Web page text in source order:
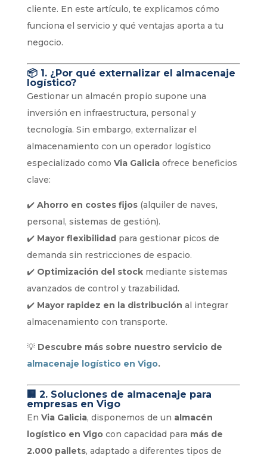
cliente. En este artículo, te explicamos cómo
funciona el servicio y qué ventajas aporta a tu
negocio.
📦 1. ¿Por qué externalizar el almacenaje
logístico?
Gestionar un almacén propio supone una
inversión en infraestructura, personal y
tecnología. Sin embargo, externalizar el
almacenamiento con un operador logístico
especializado como Via Galiciaofrece beneficios
clave:
✔️ Ahorro en costes fijos(alquiler de naves,
personal, sistemas de gestión).
✔️ Mayor flexibilidadpara gestionar picos de
demanda sin restricciones de espacio.
✔️ Optimización del stockmediante sistemas
avanzados de control y trazabilidad.
✔️ Mayor rapidez en la distribución al integrar
almacenamiento con transporte.
💡 Descubre más sobre nuestro servicio de
almacenaje logístico en Vigo.
🏢 2. Soluciones de almacenaje para
empresas en Vigo
En Via Galicia, disponemos de un almacén
logístico en Vigocon capacidad para más de
2.000 pallets, adaptado a diferentes tipos de